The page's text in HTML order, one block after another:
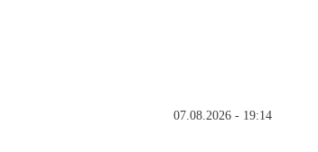
07.08.2026 - 19:14